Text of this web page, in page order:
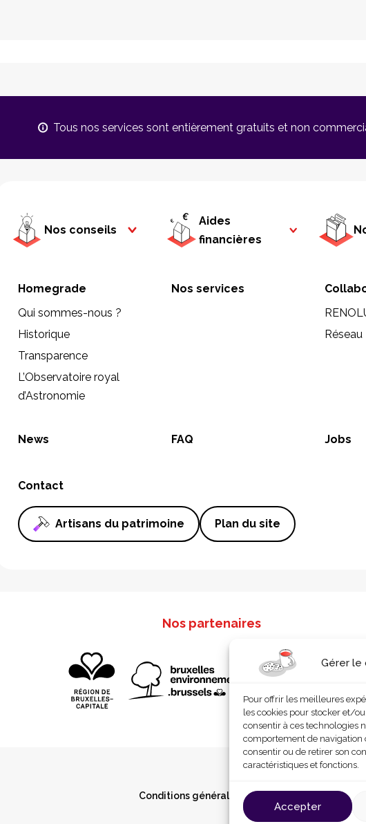
Gérer le
Pour offrir les meilleures
les cookies pour stocker et/
consentir à ces technologies
comportement de navigation
consentir ou de retirer son
caractéristiques et fonctions.
Accepter
Tous nos services sont entièrement gratuits et non
Nos conseils
Aides
financières
Homegrade
Qui sommes-nous ?
Historique
Transparence
L’Observatoire royal
d’Astronomie
Nos services
News FAQ Jobs
Contact
Artisans du patrimoine Plan du site
Nos partenaires
Conditions générales d’utilisation Cookies